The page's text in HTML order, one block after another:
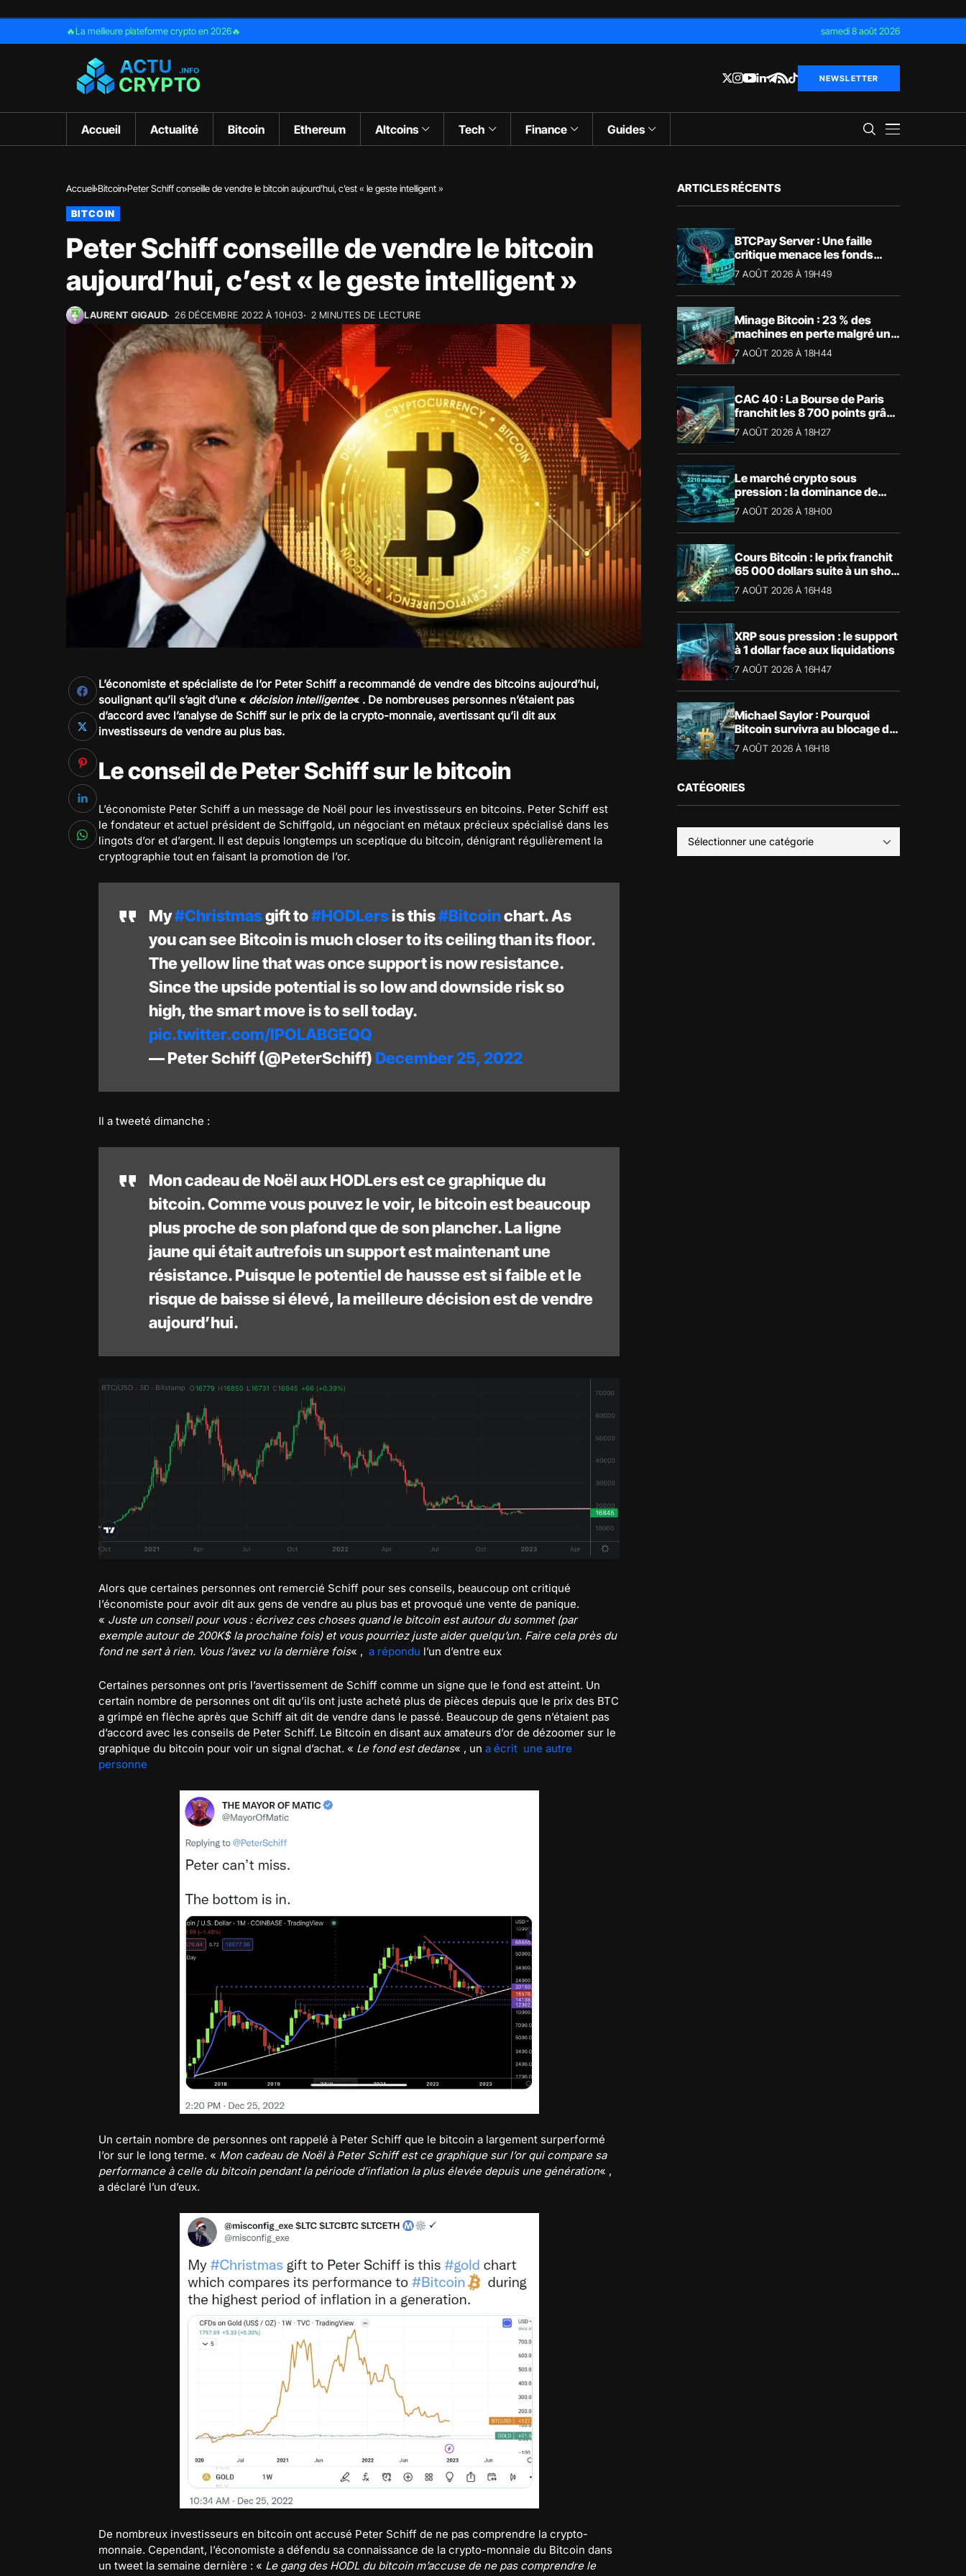
🔥La meilleure plateforme crypto en 2026🔥 samedi 8 août 2026
NEWSLETTER
Accueil Actualité Bitcoin Ethereum Altcoins Tech Finance Guides
Accueil Bitcoin Peter Schiff conseille de vendre le bitcoin aujourd’hui, c’est « le geste intelligent »
BITCOIN
Peter Schiff conseille de vendre le bitcoin
aujourd’hui, c’est « le geste intelligent »
LAURENT GIGAUD 26 DÉCEMBRE 2022 À 10H03 2 MINUTES DE LECTURE
L’économiste et spécialiste de l’or Peter Schiff a recommandé de vendre des bitcoins aujourd’hui,
soulignant qu’il s’agit d’une « décision intelligente« . De nombreuses personnes n’étaient pas
d’accord avec l’analyse de Schiff sur le prix de la crypto-monnaie, avertissant qu’il dit aux
investisseurs de vendre au plus bas.
Le conseil de Peter Schiff sur le bitcoin
L’économiste Peter Schiff a un message de Noël pour les investisseurs en bitcoins. Peter Schiff est
le fondateur et actuel président de Schiffgold, un négociant en métaux précieux spécialisé dans les
lingots d’or et d’argent. Il est depuis longtemps un sceptique du bitcoin, dénigrant régulièrement la
cryptographie tout en faisant la promotion de l’or.
My#Christmasgift to#HODLersis this#Bitcoinchart. As
you can see Bitcoin is much closer to its ceiling than its floor.
The yellow line that was once support is now resistance.
Since the upside potential is so low and downside risk so
high, the smart move is to sell today.
pic.twitter.com/lPOLABGEQQ
— Peter Schiff (@PeterSchiff) December 25, 2022
Il a tweeté dimanche :
Mon cadeau de Noël aux HODLers est ce graphique du
bitcoin. Comme vous pouvez le voir, le bitcoin est beaucoup
plus proche de son plafond que de son plancher. La ligne
jaune qui était autrefois un support est maintenant une
résistance. Puisque le potentiel de hausse est si faible et le
risque de baisse si élevé, la meilleure décision est de vendre
aujourd’hui.
Alors que certaines personnes ont remercié Schiff pour ses conseils, beaucoup ont critiqué
l’économiste pour avoir dit aux gens de vendre au plus bas et provoqué une vente de panique.
« Juste un conseil pour vous : écrivez ces choses quand le bitcoin est autour du sommet (par
exemple autour de 200K$ la prochaine fois) et vous pourriez juste aider quelqu’un. Faire cela près du
fond ne sert à rien. Vous l’avez vu la dernière fois« , a répondu l’un d’entre eux
Certaines personnes ont pris l’avertissement de Schiff comme un signe que le fond est atteint. Un
certain nombre de personnes ont dit qu’ils ont juste acheté plus de pièces depuis que le prix des BTC
a grimpé en flèche après que Schiff ait dit de vendre dans le passé. Beaucoup de gens n’étaient pas
d’accord avec les conseils de Peter Schiff. Le Bitcoin en disant aux amateurs d’or de dézoomer sur le
graphique du bitcoin pour voir un signal d’achat. « Le fond est dedans« , un a écrit une autre
personne
Un certain nombre de personnes ont rappelé à Peter Schiff que le bitcoin a largement surperformé
l’or sur le long terme. « Mon cadeau de Noël à Peter Schiff est ce graphique sur l’or qui compare sa
performance à celle du bitcoin pendant la période d’inflation la plus élevée depuis une génération« ,
a déclaré l’un d’eux.
De nombreux investisseurs en bitcoin ont accusé Peter Schiff de ne pas comprendre la crypto-
monnaie. Cependant, l’économiste a défendu sa connaissance de la crypto-monnaie du Bitcoin dans
un tweet la semaine dernière : « Le gang des HODL du bitcoin m’accuse de ne pas comprendre le
ARTICLES RÉCENTS
BTCPay Server : Une faille
critique menace les fonds
Bitcoin
7 AOÛT 2026 À 19H49
Minage Bitcoin : 23 % des
machines en perte malgré un
BTC à 65 000 $
7 AOÛT 2026 À 18H44
CAC 40 : La Bourse de Paris
franchit les 8 700 points grâce
à la tech
7 AOÛT 2026 À 18H27
Le marché crypto sous
pression : la dominance de
Bitcoin aspire la liquidité
7 AOÛT 2026 À 18H00
Cours Bitcoin : le prix franchit
65 000 dollars suite à un short
squeeze massif
7 AOÛT 2026 À 16H48
XRP sous pression : le support
à 1 dollar face aux liquidations
7 AOÛT 2026 À 16H47
Michael Saylor : Pourquoi
Bitcoin survivra au blocage du
CLARITY Act
7 AOÛT 2026 À 16H18
CATÉGORIES